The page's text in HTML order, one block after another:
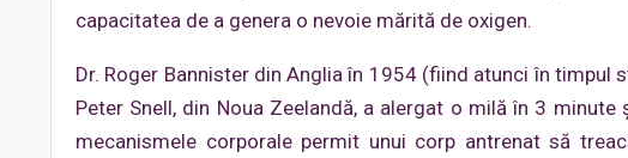
capacitatea de a genera o nevoie mărită de oxigen.
Dr. Roger Bannister din Anglia în 1954 (fiind atunci în
Peter Snell, din Noua Zeelandă, a alergat o milă în 3
mecanismele corporale permit unui corp antrenat să